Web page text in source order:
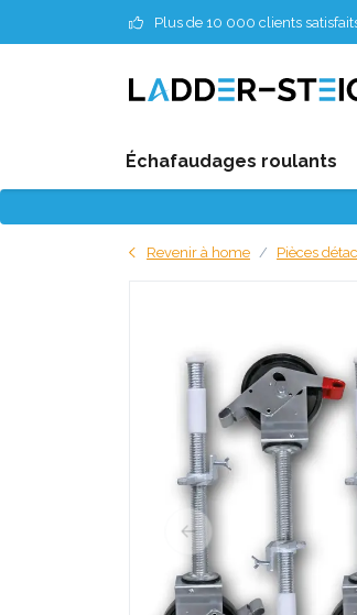
Plus de 10 000 clients
Échafaudages roulants
Revenir à home Pièces